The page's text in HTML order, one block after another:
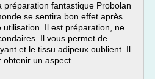
préparation fantastique Probolan
se sentira bon effet après
Il est préparation, ne
Il vous permet de
et le tissu adipeux oublient. Il
un aspect...